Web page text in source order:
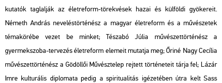
kutatók taglalják az életreform-törekvések hazai és külföldi gyökereit.
Németh András neveléstörténész a magyar életreform és a művészetek
témakörébe vezet be minket; Tészabó Júlia művészettörténész a
gyermekszoba-tervezés életreform elemeit mutatja meg; Őriné Nagy Cecília
művészettörténész a Gödöllői Művésztelep rejtett történeteit tárja fel; Lázár
Imre kulturális diplomata pedig a spiritualitás igézetében útra kelt Sass